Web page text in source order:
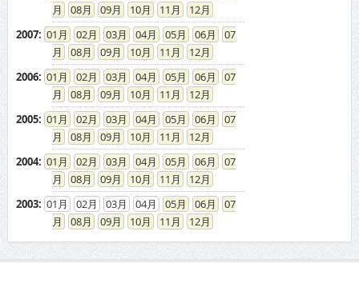
08
09 10 11
12
2007: 01 02 03 04 05 06
07
08
09 10 11
12
2006: 01 02 03 04 05 06
07
08
09 10 11
12
2005: 01 02 03 04 05 06
07
08
09 10 11
12
2004: 01 02 03 04 05 06
07
08
09 10 11
12
2003: 01 02 03 04 05 06
07
08
09 10 11 12